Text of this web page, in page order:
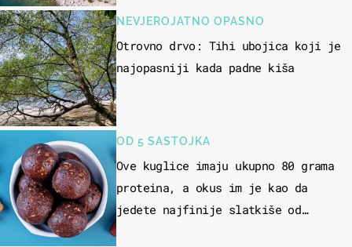
NEVJEROJATNO OPASNO
Otrovno drvo: Tihi ubojica koji je
najopasniji kada padne kiša
OD 5 SASTOJKA
Ove kuglice imaju ukupno 80 grama
proteina, a okus im je kao da
jedete najfinije slatkiše od